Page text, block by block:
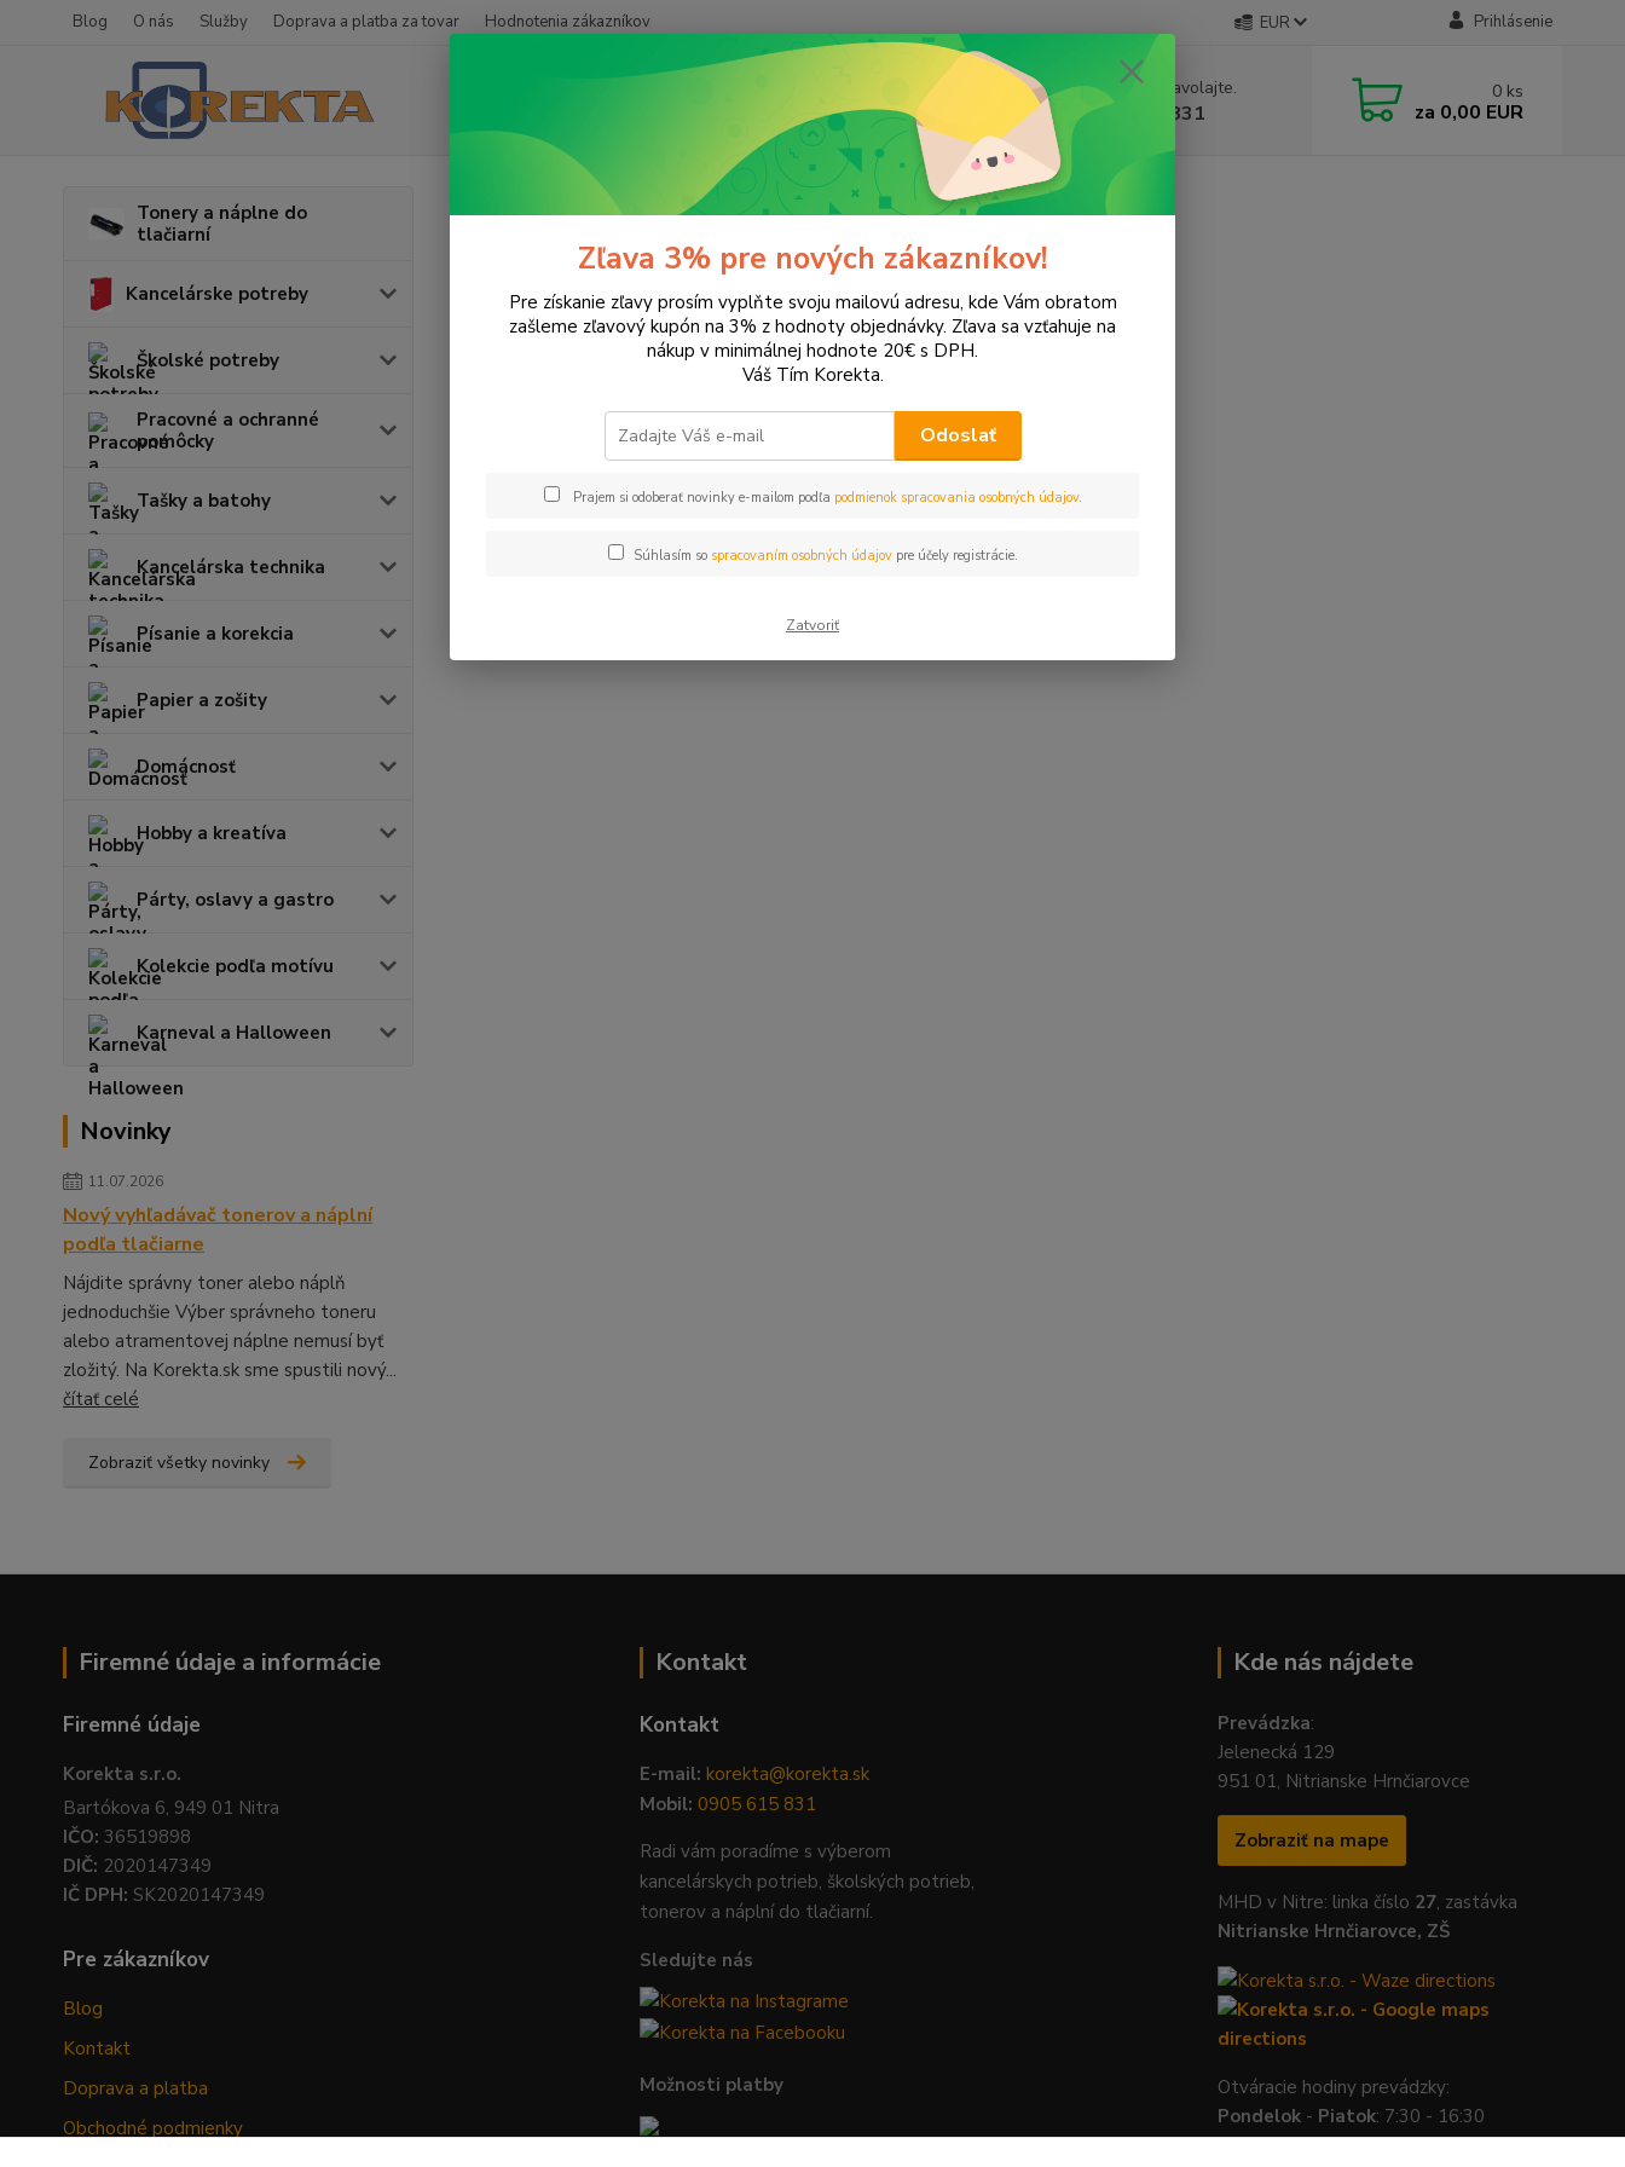
Blog O nás Služby Doprava a platba za tovar Hodnotenia zákazníkov EUR Prihlásenie
Neviete si rady? Zavolajte.
+421 905 615 831
0 ks
za 0,00 EUR
Tonery a náplne do
tlačiarní
Kancelárske potreby
Školské potreby
Pracovné a ochranné
pomôcky
Tašky a batohy
Kancelárska technika
Písanie a korekcia
Papier a zošity
Domácnosť
Hobby a kreatíva
Párty, oslavy a gastro
Kolekcie podľa motívu
Karneval a Halloween
Novinky
11.07.2026
Nový vyhľadávač tonerov a náplní
podľa tlačiarne
Nájdite správny toner alebo náplň
jednoduchšie Výber správneho toneru
alebo atramentovej náplne nemusí byť
zložitý. Na Korekta.sk sme spustili nový...
čítať celé
Zobraziť všetky novinky
Tonery a náplne do tlačiarní LEXMARK E 342
V tejto kategórii nebol nájdený žiadny tovar.
Firemné údaje a informácie
Firemné údaje
Korekta s.r.o.
Bartókova 6, 949 01 Nitra
IČO: 36519898
DIČ: 2020147349
IČ DPH: SK2020147349
Pre zákazníkov
Blog
Kontakt
Doprava a platba
Obchodné podmienky
Kontakt
Kontakt
E-mail: korekta@korekta.sk
Mobil: 0905 615 831
Radi vám poradíme s výberom
kancelárskych potrieb, školských potrieb,
tonerov a náplní do tlačiarní.
Sledujte nás
Možnosti platby
Kde nás nájdete
Prevádzka:
Jelenecká 129
951 01, Nitrianske Hrnčiarovce
Zobraziť na mape
MHD v Nitre: linka číslo 27, zastávka
Nitrianske Hrnčiarovce, ZŠ
Otváracie hodiny prevádzky:
Pondelok - Piatok: 7:30 - 16:30
Zľava 3% pre nových zákazníkov!
Pre získanie zľavy prosím vyplňte svoju mailovú adresu, kde Vám obratom
zašleme zľavový kupón na 3% z hodnoty objednávky. Zľava sa vzťahuje na
nákup v minimálnej hodnote 20€ s DPH.
Váš Tím Korekta.
Odoslať
Prajem si odoberať novinky e-mailom podľa podmienok spracovania osobných údajov.
Súhlasím so spracovaním osobných údajovpre účely registrácie.
Zatvoriť